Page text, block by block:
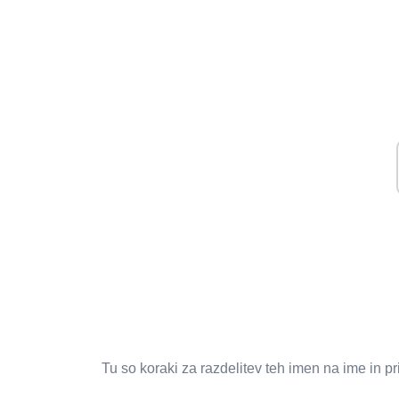
Tu so koraki za razdelitev teh imen na ime in